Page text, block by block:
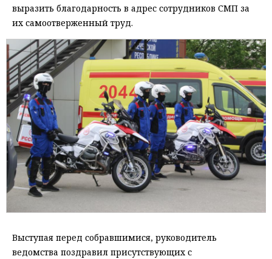
выразить благодарность в адрес сотрудников СМП за
их самоотверженный труд.
Выступая перед собравшимися, руководитель
ведомства поздравил присутствующих с